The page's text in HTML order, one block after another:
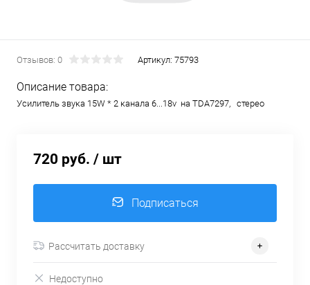
Отзывов: 0 Артикул: 75793
Описание товара:
Усилитель звука 15W * 2 канала 6...18v на TDA7297, стерео
720 руб. / шт
Подписаться
Рассчитать доставку
Недоступно